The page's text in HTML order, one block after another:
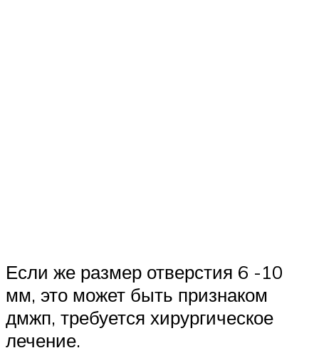
Если же размер отверстия 6 -10
мм, это может быть признаком
дмжп, требуется хирургическое
лечение.